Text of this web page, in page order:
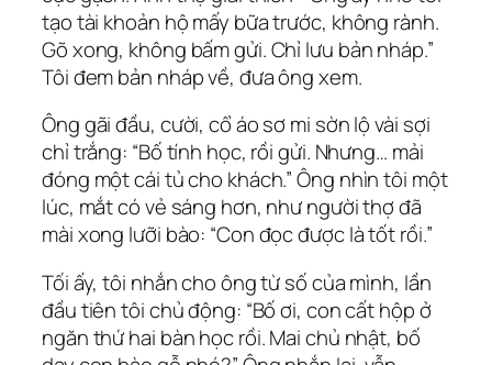
tạo tài khoản hộ mấy bữa trước, không rành.
Gõ xong, không bấm gửi. Chỉ lưu bản nháp.”
Tôi đem bản nháp về, đưa ông xem.
Ông gãi đầu, cười, cổ áo sơ mi sờn lộ vài sợi
chỉ trắng: “Bố tính học, rồi gửi. Nhưng… mải
đóng một cái tủ cho khách.” Ông nhìn tôi một
lúc, mắt có vẻ sáng hơn, như người thợ đã
mài xong lưỡi bào: “Con đọc được là tốt rồi.”
Tối ấy, tôi nhắn cho ông từ số của mình, lần
đầu tiên tôi chủ động: “Bố ơi, con cất hộp ở
ngăn thứ hai bàn học rồi. Mai chủ nhật, bố